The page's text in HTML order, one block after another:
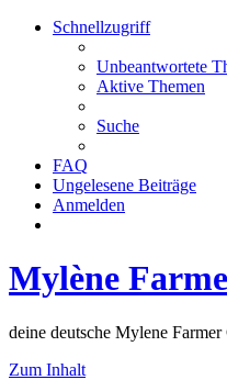
Schnellzugriff
Unbeantwortete
Aktive Themen
Suche
FAQ
Ungelesene Beiträge
Anmelden
Mylène
deine deutsche Mylene
Zum Inhalt